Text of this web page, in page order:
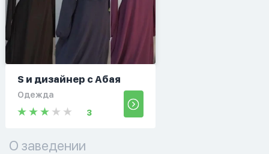
S и дизайнер с Абая
Одежда
3
О заведении